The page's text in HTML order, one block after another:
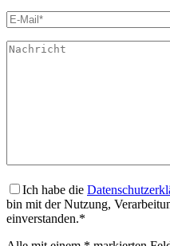
Ich habe die
bin mit der Nutzung,
einverstanden.*